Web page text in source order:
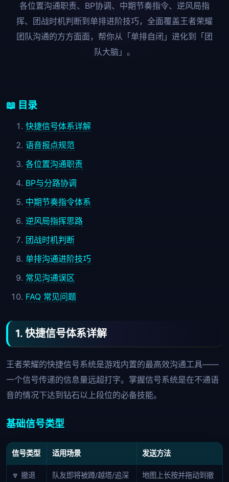
各位置沟通职责、BP协调、中期节奏指令、逆风局指
挥、团战时机判断到单排进阶技巧，全面覆盖王者荣耀
团队沟通的方方面面，帮你从「单排自闭」进化到「团
队大脑」。
📖 目录
快捷信号体系详解
语音报点规范
各位置沟通职责
BP与分路协调
中期节奏指令体系
逆风局指挥思路
团战时机判断
单排沟通进阶技巧
常见沟通误区
FAQ 常见问题
1. 快捷信号体系详解
王者荣耀的快捷信号系统是游戏内置的最高效沟通工具——
一个信号传递的信息量远超打字。掌握信号系统是在不通语
音的情况下达到钻石以上段位的必备技能。
基础信号类型
信号类型 适用场景 发送方法
🔽 撤退
队友即将被蹲/越塔/追深
地图上长按并拖动到撤